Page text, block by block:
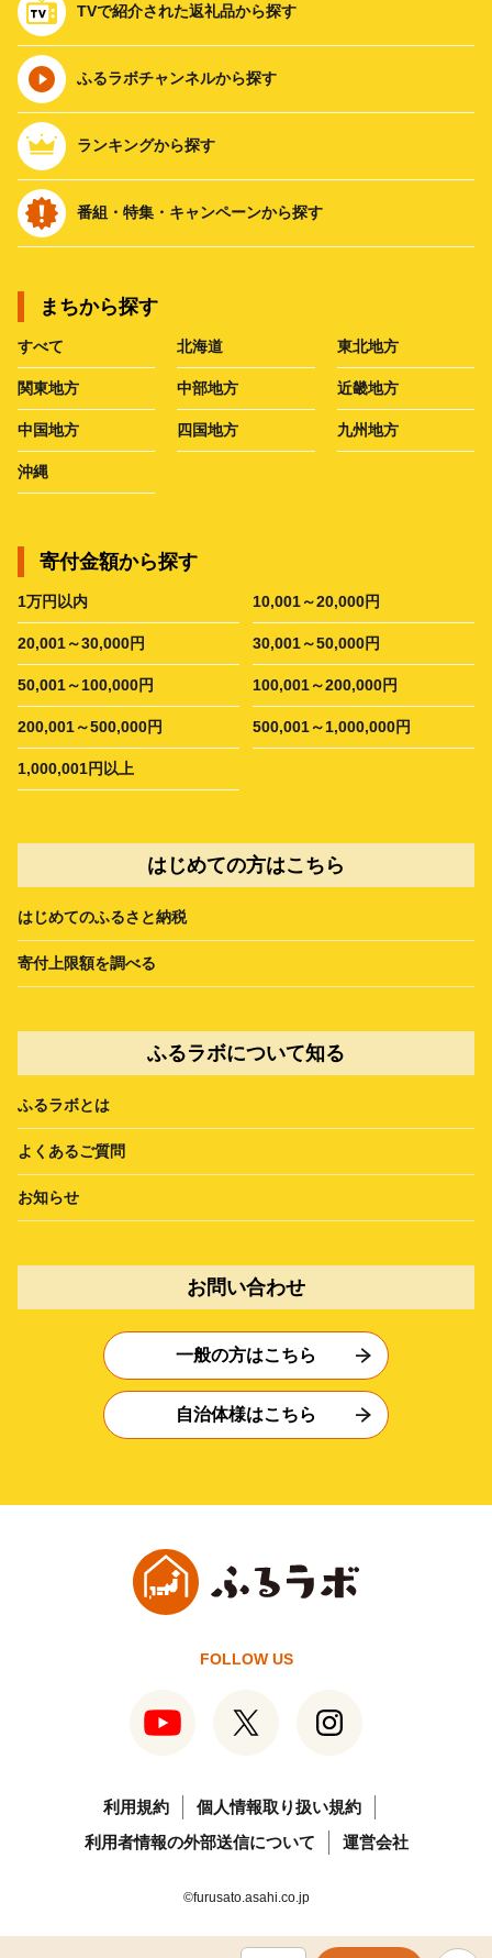
TVで紹介された返礼品から探す
ふるラボチャンネルから探す
ランキングから探す
番組・特集・キャンペーンから探す
まちから探す
すべて 北海道 東北地方
関東地方 中部地方 近畿地方
中国地方 四国地方 九州地方
沖縄
寄付金額から探す
1万円以内 10,001～20,000円
20,001～30,000円 30,001～50,000円
50,001～100,000円 100,001～200,000円
200,001～500,000円 500,001～1,000,000円
1,000,001円以上
はじめての方はこちら
はじめてのふるさと納税
寄付上限額を調べる
ふるラボについて知る
ふるラボとは
よくあるご質問
お知らせ
お問い合わせ
一般の方はこちら
自治体様はこちら
FOLLOW US
利用規約
個人情報取り扱い規約
利用者情報の外部送信について
運営会社
©furusato.asahi.co.jp